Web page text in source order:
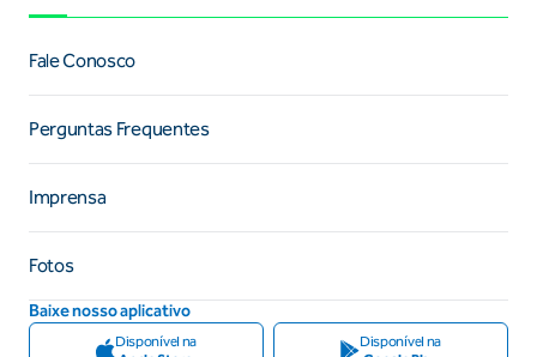
Fale Conosco
Perguntas Frequentes
Imprensa
Fotos
Baixe nosso aplicativo
Disponível na
Disponível na